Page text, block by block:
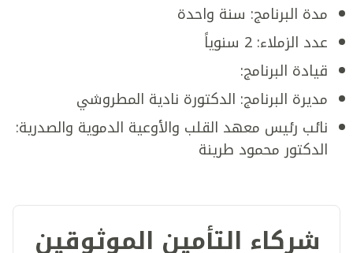
مدة البرنامج: سنة واحدة
عدد الزملاء: 2 سنوياً
قيادة البرنامج:
مديرة البرنامج: الدكتورة نادية المطروشي
نائب رئيس معهد القلب والأوعية الدموية والصدرية:
الدكتور محمود طرينة
شركاء التأمين الموثوقين